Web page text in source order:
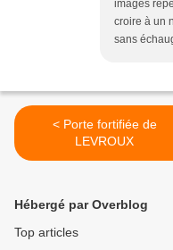
images
croire à un
sans
< Porte fortifiée de
LEVROUX
Hébergé par Overblog
Top articles